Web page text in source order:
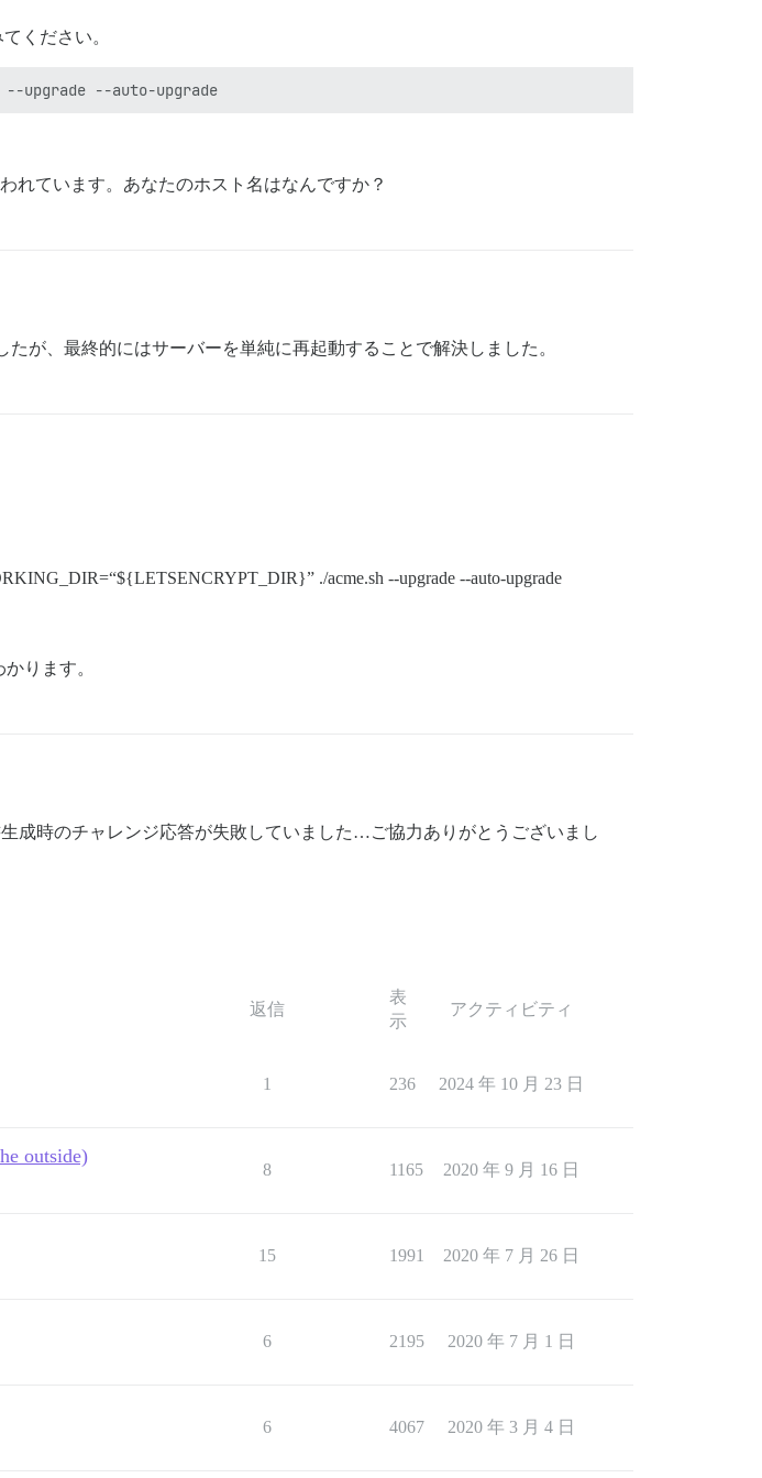
ください。
れています。あなたのホスト名はなんですか？
が、最終的にはサーバーを単純に再起動することで解決しました。
./acme.sh --upgrade --auto-upgrade
ります。
成時のチャレンジ応答が失敗していました…ご協力ありがとうございまし
返信
表
示
アクティビティ
1 236 2024 年 10 月 23 日
outside)
8 1165 2020 年 9 月 16 日
15 1991 2020 年 7 月 26 日
6 2195 2020 年 7 月 1 日
6 4067 2020 年 3 月 4 日